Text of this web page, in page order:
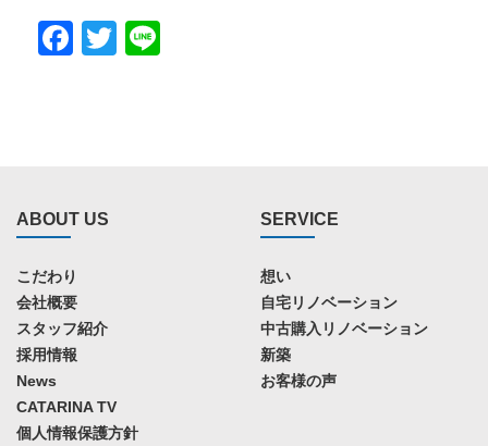
Facebook
Twitter
ABOUT US
こだわり
会社概要
スタッフ紹介
採用情報
News
CATARINA TV
個人情報保護方針
SERVICE
想い
自宅リノベーション
中古購入リノベーション
新築
お客様の声